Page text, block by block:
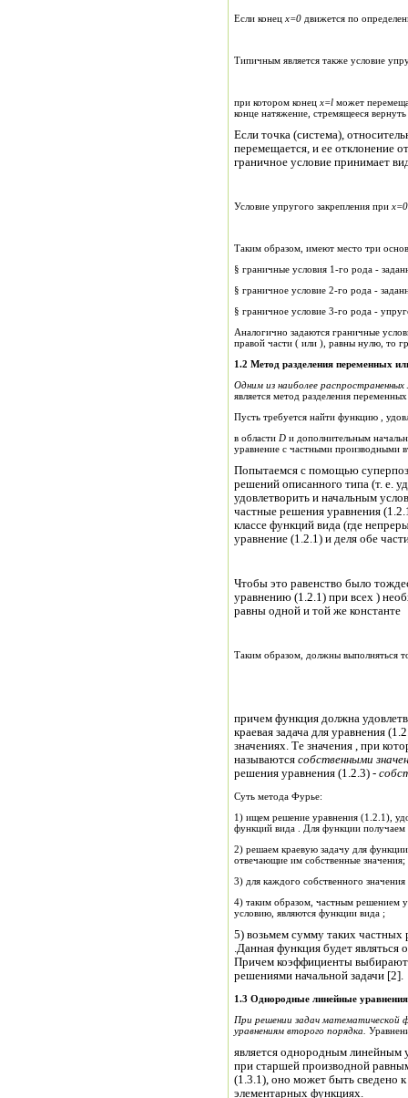
Если конец x=0 движется по
Типичным является также условие
при котором конец x=l может
конце натяжение, стремящееся
Если точка (система),
перемещается, и ее отклонение
граничное условие принимает
Условие упругого закрепления при x=0
Таким образом, имеют место три
§ граничные
§ граничное условие
§ граничное
Аналогично задаются граничные
правой части ( или ), равны нулю, то
1.2 Метод разделения переменных
Одним из наиболее
является метод разделения
Пусть требуется найти функцию ,
в области D и дополнительным начальным и
уравнение с частными производными
Попытаемся с помощью
решений описанного типа (т. е.
удовлетворить и начальным
частные решения уравнения
классе функций вида (где непрерывны в , непрерывны в ). Подставляя функцию в
Чтобы это равенство было
уравнению (1.2.1) при всех )
равны одной и той же константе
Таким образом, должны выполняться
причем функция должна удовлетворять граничным условиям. Соответствующая
краевая задача для уравнения
значениях. Те значения , при
называются собственными
решения уравнения (1.2.3) -
Суть метода Фурье:
1) ищем решение уравнения (1.2.1),
функций вида . Для
2) решаем краевую задачу для функции . Пусть суть собственные
отвечающие им собственные значения;
4) таким образом, частным решением
условию, являются функции вида ;
5) возьмем сумму таких
.Данная функция будет
Причем коэффициенты
решениями начальной задачи [2].
1.3 Однородные линейные
При решении задач математической
уравнениям второго порядка.
является однородным линейным
при старшей производной
(1.3.1), оно может быть сведено
элементарных функциях.